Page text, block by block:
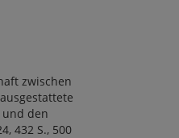
zwischen
den
432 S., 500